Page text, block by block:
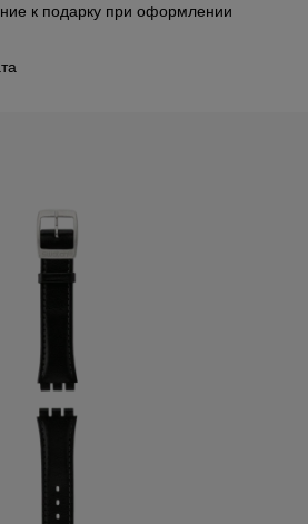
к подарку при оформлении